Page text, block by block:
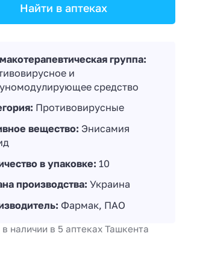
Найти в аптеках
группа:
и
средство
Противовирусные
вещество: Энисамия
в упаковке: 10
производства: Украина
Фармак, ПАО
в наличии в 5 аптеках Ташкента